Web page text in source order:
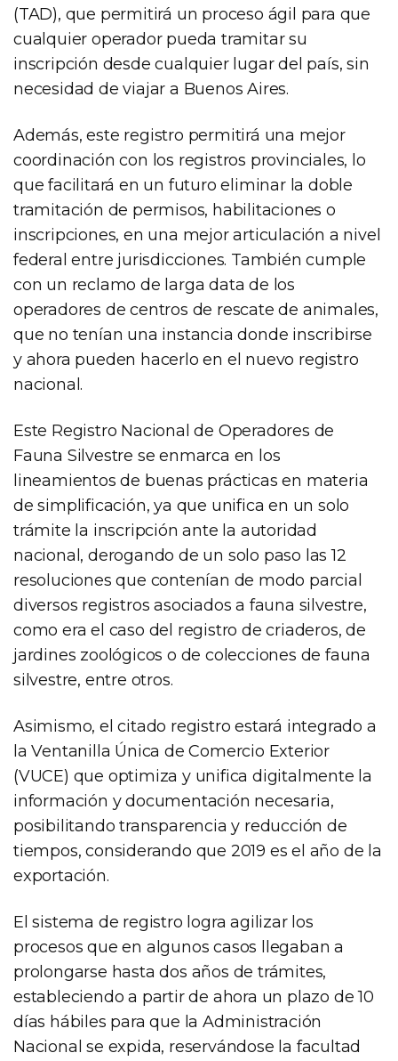
(TAD), que permitirá un proceso ágil para que
cualquier operador pueda tramitar su
inscripción desde cualquier lugar del país, sin
necesidad de viajar a Buenos Aires.
Además, este registro permitirá una mejor
coordinación con los registros provinciales, lo
que facilitará en un futuro eliminar la doble
tramitación de permisos, habilitaciones o
inscripciones, en una mejor articulación a nivel
federal entre jurisdicciones. También cumple
con un reclamo de larga data de los
operadores de centros de rescate de animales,
que no tenían una instancia donde inscribirse
y ahora pueden hacerlo en el nuevo registro
nacional.
Este Registro Nacional de Operadores de
Fauna Silvestre se enmarca en los
lineamientos de buenas prácticas en materia
de simplificación, ya que unifica en un solo
trámite la inscripción ante la autoridad
nacional, derogando de un solo paso las 12
resoluciones que contenían de modo parcial
diversos registros asociados a fauna silvestre,
como era el caso del registro de criaderos, de
jardines zoológicos o de colecciones de fauna
silvestre, entre otros.
Asimismo, el citado registro estará integrado a
la Ventanilla Única de Comercio Exterior
(VUCE) que optimiza y unifica digitalmente la
información y documentación necesaria,
posibilitando transparencia y reducción de
tiempos, considerando que 2019 es el año de la
exportación.
El sistema de registro logra agilizar los
procesos que en algunos casos llegaban a
prolongarse hasta dos años de trámites,
estableciendo a partir de ahora un plazo de 10
días hábiles para que la Administración
Nacional se expida, reservándose la facultad